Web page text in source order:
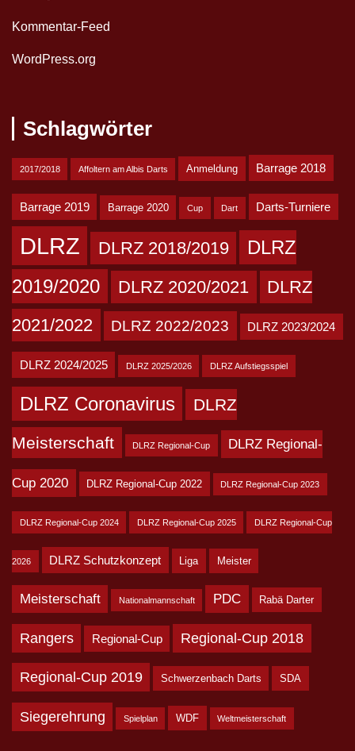
Kommentar-Feed
WordPress.org
Schlagwörter
2017/2018 Affoltern am Albis Darts Anmeldung Barrage 2018
Barrage 2019 Barrage 2020 Cup Dart Darts-Turniere
DLRZ DLRZ 2018/2019
DLRZ
2019/2020
DLRZ 2020/2021
DLRZ
2021/2022
DLRZ 2022/2023 DLRZ 2023/2024
DLRZ 2024/2025 DLRZ 2025/2026 DLRZ Aufstiegsspiel
DLRZ Coronavirus DLRZ
Meisterschaft DLRZ Regional-Cup DLRZ Regional-
Cup 2020 DLRZ Regional-Cup 2022 DLRZ Regional-Cup 2023
DLRZ Regional-Cup 2024 DLRZ Regional-Cup 2025 DLRZ Regional-Cup
2026 DLRZ Schutzkonzept Liga Meister
Meisterschaft Nationalmannschaft PDC Rabä Darter
Rangers Regional-Cup Regional-Cup 2018
Regional-Cup 2019 Schwerzenbach Darts SDA
Siegerehrung Spielplan WDF Weltmeisterschaft